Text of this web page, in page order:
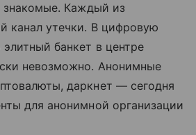
знакомые. Каждый из
канал утечки. В цифровую
элитный банкет в центре
невозможно. Анонимные
даркнет — сегодня
для анонимной организации